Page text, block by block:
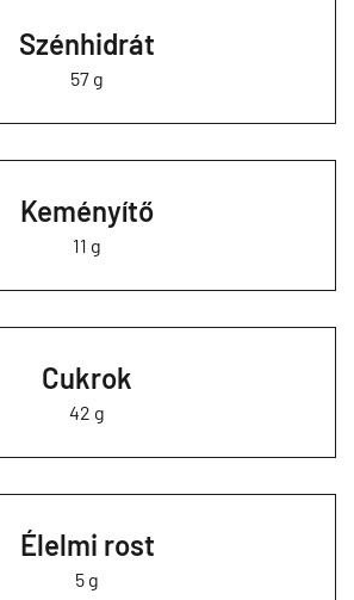
Szénhidrát
57 g
Keményítő
11 g
Cukrok
42 g
Élelmi rost
5 g